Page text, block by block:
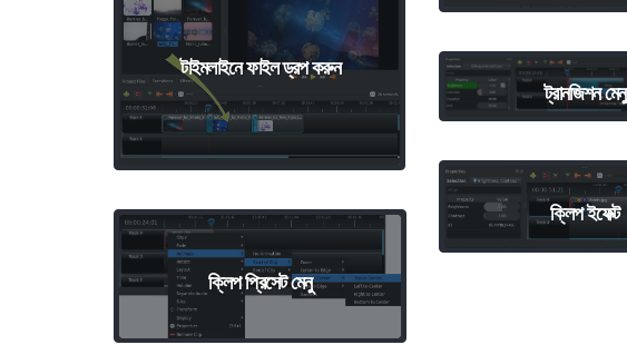
টাইমলাইনে ফাইল ড্রপ করুন
ট্রানজিশন মেনু
ক্লিপ ইফেক্ট
ক্লিপ প্রিসেট মেনু